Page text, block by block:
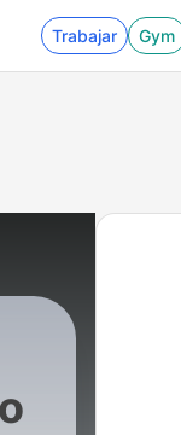
Trabajar Gym